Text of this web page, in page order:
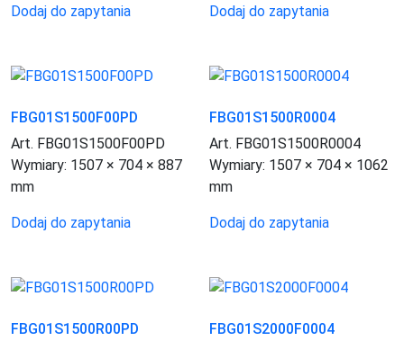
Dodaj do zapytania Dodaj do zapytania
FBG01S1500F00PD
Art. FBG01S1500F00PD
Wymiary: 1507 × 704 × 887
mm
Dodaj do zapytania
FBG01S1500R0004
Art. FBG01S1500R0004
Wymiary: 1507 × 704 × 1062
mm
Dodaj do zapytania
FBG01S1500R00PD
FBG01S2000F0004